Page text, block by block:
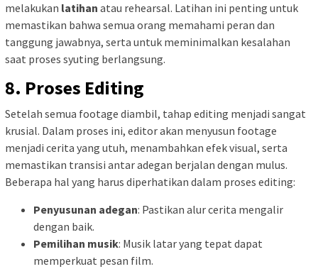
melakukan latihan atau rehearsal. Latihan ini penting untuk
memastikan bahwa semua orang memahami peran dan
tanggung jawabnya, serta untuk meminimalkan kesalahan
saat proses syuting berlangsung.
8. Proses Editing
Setelah semua footage diambil, tahap editing menjadi sangat
krusial. Dalam proses ini, editor akan menyusun footage
menjadi cerita yang utuh, menambahkan efek visual, serta
memastikan transisi antar adegan berjalan dengan mulus.
Beberapa hal yang harus diperhatikan dalam proses editing:
Penyusunan adegan: Pastikan alur cerita mengalir
dengan baik.
Pemilihan musik: Musik latar yang tepat dapat
memperkuat pesan film.